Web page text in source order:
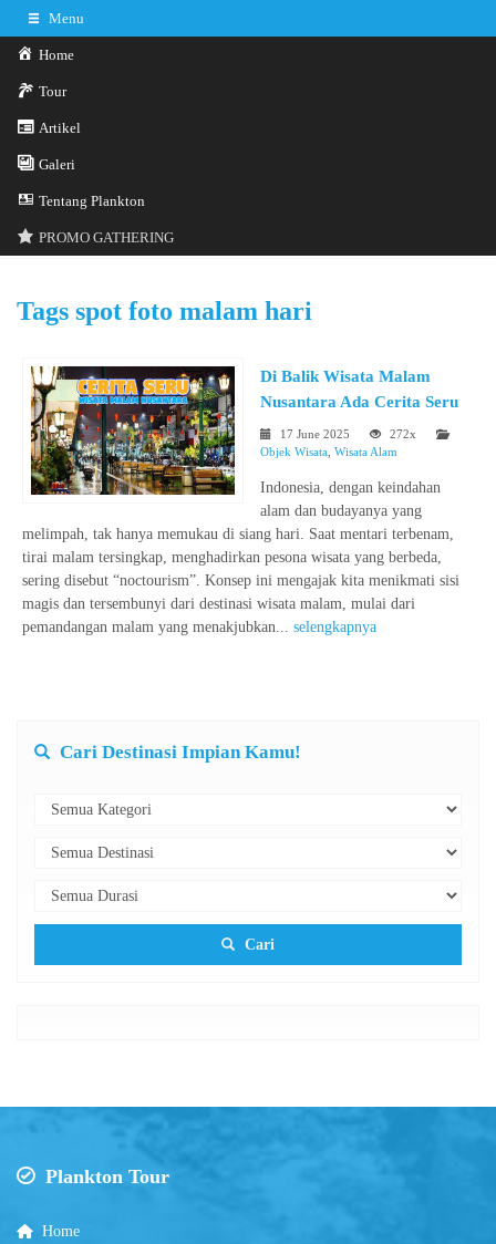
Menu
Home
Tour
Artikel
Galeri
Tentang Plankton
PROMO GATHERING
Tags spot foto malam hari
Di Balik Wisata Malam
Nusantara Ada Cerita Seru
17 June 2025
272x
Objek Wisata Wisata Alam
Indonesia, dengan keindahan
alam dan budayanya yang
melimpah, tak hanya memukau di siang hari. Saat mentari terbenam,
tirai malam tersingkap, menghadirkan pesona wisata yang berbeda,
sering disebut “noctourism”. Konsep ini mengajak kita menikmati sisi
magis dan tersembunyi dari destinasi wisata malam, mulai dari
pemandangan malam yang menakjubkan... selengkapnya
Cari Destinasi Impian Kamu!
Cari
Plankton Tour
Home